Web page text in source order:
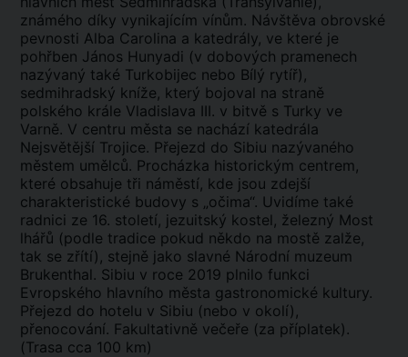
známého díky vynikajícím vínům. Návštěva obrovské
pevnosti Alba Carolina a katedrály, ve které je
pohřben János Hunyadi (v dobových pramenech
nazývaný také Turkobijec nebo Bílý rytíř),
sedmihradský kníže, který bojoval na straně
polského krále Vladislava III. v bitvě s Turky ve
Varně. V centru města se nachází katedrála
Nejsvětější Trojice. Přejezd do Sibiu nazývaného
městem umělců. Procházka historickým centrem,
které obsahuje tři náměstí, kde jsou zdejší
charakteristické budovy s „očima“. Uvidíme také
radnici ze 16. století, jezuitský kostel, železný Most
lhářů (podle tradice pokud někdo na mostě zalže,
tak se zřítí), stejně jako slavné Národní muzeum
Brukenthal. Sibiu v roce 2019 plnilo funkci
Evropského hlavního města gastronomické kultury.
Přejezd do hotelu v Sibiu (nebo v okolí),
přenocování. Fakultativně večeře (za příplatek).
(Trasa cca 100 km)